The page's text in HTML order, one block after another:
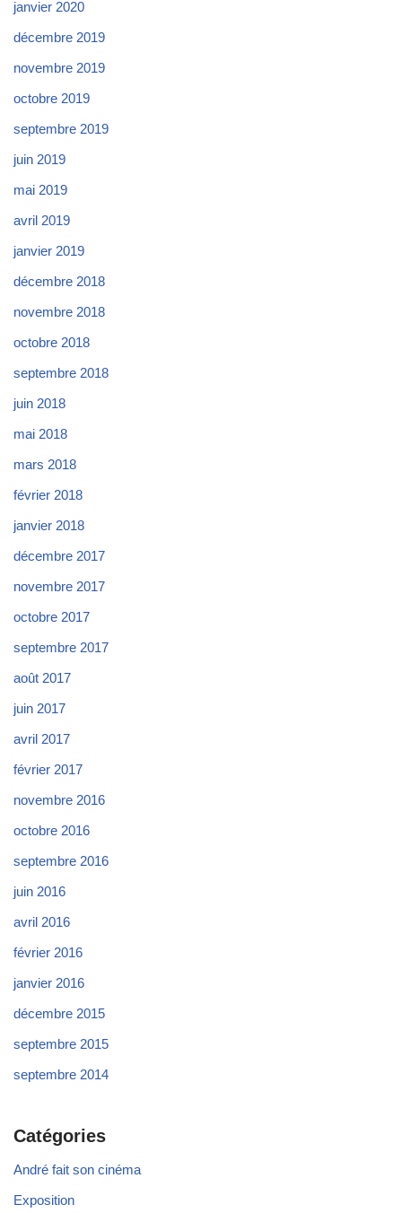
janvier 2020
décembre 2019
novembre 2019
octobre 2019
septembre 2019
juin 2019
mai 2019
avril 2019
janvier 2019
décembre 2018
novembre 2018
octobre 2018
septembre 2018
juin 2018
mai 2018
mars 2018
février 2018
janvier 2018
décembre 2017
novembre 2017
octobre 2017
septembre 2017
août 2017
juin 2017
avril 2017
février 2017
novembre 2016
octobre 2016
septembre 2016
juin 2016
avril 2016
février 2016
janvier 2016
décembre 2015
septembre 2015
septembre 2014
Catégories
André fait son cinéma
Exposition